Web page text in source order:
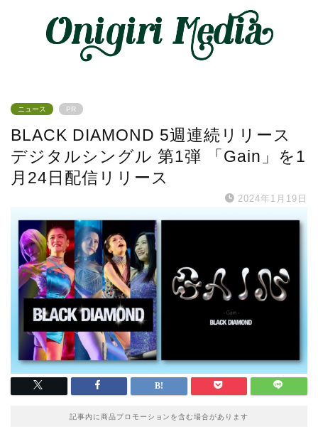
ニュース PR
BLACK DIAMOND 5週連続リリース
デジタルシングル 第1弾 「Gain」を1
月24日配信リリース
2024年1月19日
記事内に商品プロモーションを含む場合があります